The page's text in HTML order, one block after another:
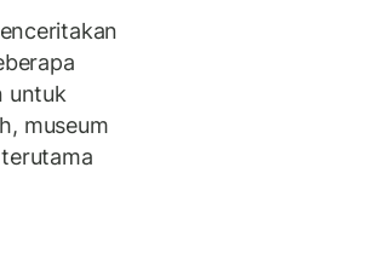
untuk
museum